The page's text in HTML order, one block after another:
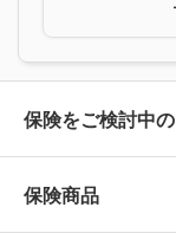
保険をご検討中
保険の選び方
保険商品